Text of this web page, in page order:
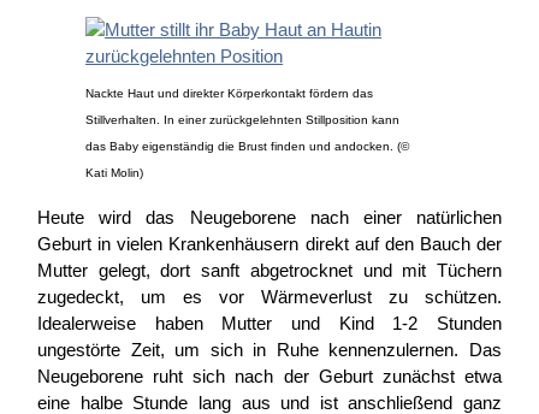
Nackte Haut und direkter Körperkontakt fördern das
Stillverhalten. In einer zurückgelehnten Stillposition kann
das Baby eigenständig die Brust finden und andocken. (©
Kati Molin)
Heute wird das Neugeborene nach einer natürlichen
Geburt in vielen Krankenhäusern direkt auf den Bauch der
Mutter gelegt, dort sanft abgetrocknet und mit Tüchern
zugedeckt, um es vor Wärmeverlust zu schützen.
Idealerweise haben Mutter und Kind 1-2 Stunden
ungestörte Zeit, um sich in Ruhe kennenzulernen. Das
Neugeborene ruht sich nach der Geburt zunächst etwa
eine halbe Stunde lang aus und ist anschließend ganz